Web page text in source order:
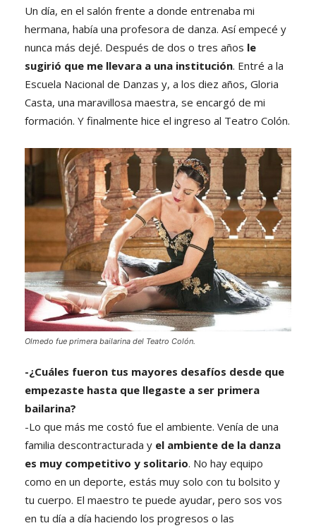
Un día, en el salón frente a donde entrenaba mi
hermana, había una profesora de danza. Así empecé y
nunca más dejé. Después de dos o tres años le
sugirió que me llevara a una institución. Entré a la
Escuela Nacional de Danzas y, a los diez años, Gloria
Casta, una maravillosa maestra, se encargó de mi
formación. Y finalmente hice el ingreso al Teatro Colón.
Olmedo fue primera bailarina del Teatro Colón.
-¿Cuáles fueron tus mayores desafíos desde que
empezaste hasta que llegaste a ser primera
bailarina?
-Lo que más me costó fue el ambiente. Venía de una
familia descontracturada y el ambiente de la danza
es muy competitivo y solitario. No hay equipo
como en un deporte, estás muy solo con tu bolsito y
tu cuerpo. El maestro te puede ayudar, pero sos vos
en tu día a día haciendo los progresos o las